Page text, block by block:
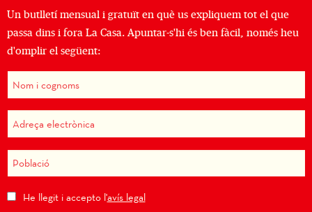
Un butlletí mensual i gratuït en què us expliquem tot el que
passa dins i fora La Casa. Apuntar-s'hi és ben fàcil, només heu
d'omplir el següent:
He llegit i accepto l'avís legal